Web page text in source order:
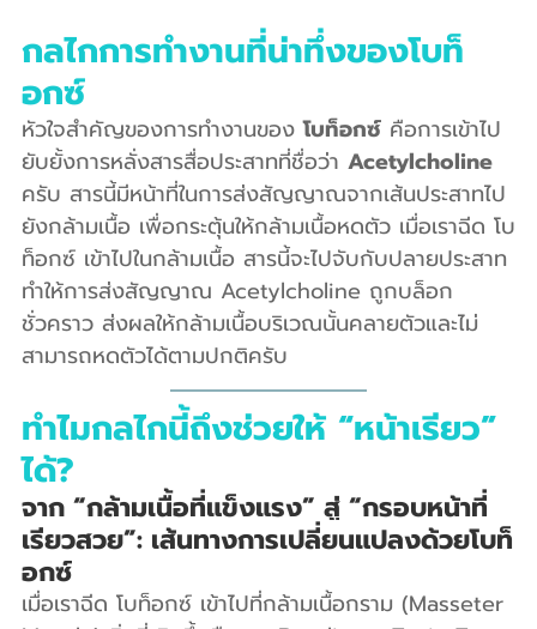
กลไกการทำงานที่น่าทึ่งของโบท็
อกซ์
หัวใจสำคัญของการทำงานของ โบท็อกซ์ คือการเข้าไป
ยับยั้งการหลั่งสารสื่อประสาทที่ชื่อว่า Acetylcholine
ครับ สารนี้มีหน้าที่ในการส่งสัญญาณจากเส้นประสาทไป
ยังกล้ามเนื้อ เพื่อกระตุ้นให้กล้ามเนื้อหดตัว เมื่อเราฉีด โบ
ท็อกซ์ เข้าไปในกล้ามเนื้อ สารนี้จะไปจับกับปลายประสาท
ทำให้การส่งสัญญาณ Acetylcholine ถูกบล็อก
ชั่วคราว ส่งผลให้กล้ามเนื้อบริเวณนั้นคลายตัวและไม่
สามารถหดตัวได้ตามปกติครับ
ทำไมกลไกนี้ถึงช่วยให้ “หน้าเรียว”
ได้?
จาก “กล้ามเนื้อที่แข็งแรง” สู่ “กรอบหน้าที่
เรียวสวย”: เส้นทางการเปลี่ยนแปลงด้วยโบท็
อกซ์
เมื่อเราฉีด โบท็อกซ์ เข้าไปที่กล้ามเนื้อกราม (Masseter